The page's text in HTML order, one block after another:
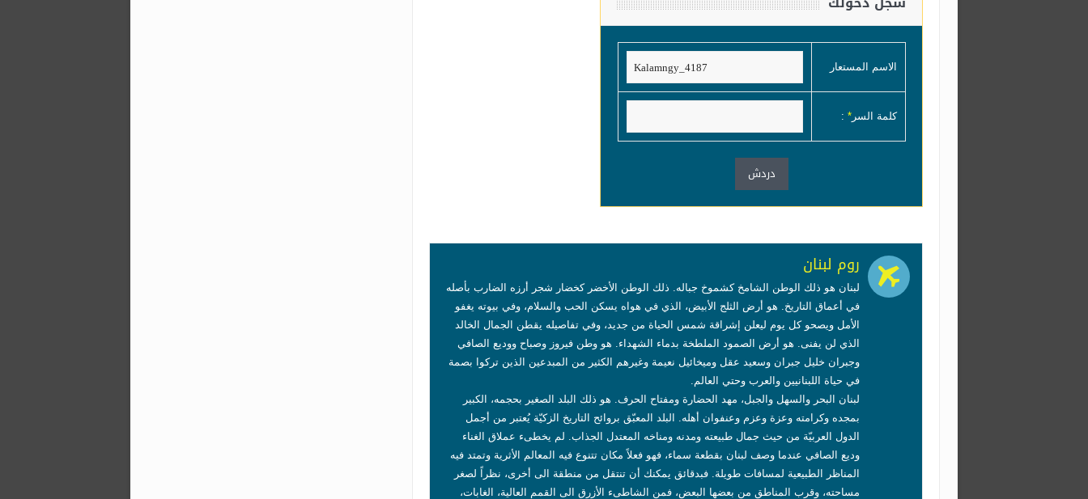
الاسم المستعار
كلمة السر*
:
روم لبنان
لبنان هو ذلك الوطن الشامخ كشموخ جباله. ذلك الوطن الأخضر كخضار شجر أرزه الضارب بأصله
في أعماق التاريخ. هو أرض الثلج الأبيض، الذي في هواه يسكن الحب والسلام، وفي بيوته يغفو
الأمل ويصحو كل يوم ليعلن إشراقة شمس الحياة من جديد، وفي تفاصيله يقطن الجمال الخالد
الذي لن يفنى. هو أرض الصمود الملطخة بدماء الشهداء. هو وطن فيروز وصباح ووديع الصافي
وجبران خليل جبران وسعيد عقل وميخائيل نعيمة وغيرهم الكثير من المبدعين الذين تركوا بصمة
في حياة اللبنانيين والعرب وحتي العالم.
لبنان البحر والسهل والجبل، مهد الحضارة ومفتاح الحرف. هو ذلك البلد الصغير بحجمه، الكبير
بمجده وكرامته وعزة وعزم وعنفوان أهله. البلد المعبّق بروائح التاريخ الزكيّة يُعتبر من أجمل
الدول العربيّة من حيث جمال طبيعته ومدنه ومناخه المعتدل الجذاب. لم يخطىء عملاق الغناء
وديع الصافي عندما وصف لبنان بقطعة سماء، فهو فعلاً مكان تتنوع فيه المعالم الأثرية وتمتد فيه
المناظر الطبيعية لمسافات طويلة. فبدقائق يمكنك أن تنتقل من منطقة الى أخرى، نظراً لصغر
مساحته، وقرب المناطق من بعضها البعض، فمن الشاطىء الأزرق الى القمم العالية، الغابات،